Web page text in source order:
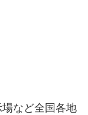
など全国各地